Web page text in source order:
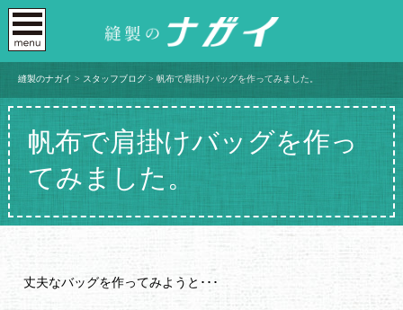
縫製のナガイ > スタッフブログ > 帆布で肩掛けバッグを作ってみました。
帆布で肩掛けバッグを作っ
てみました。
丈夫なバッグを作ってみようと･･･